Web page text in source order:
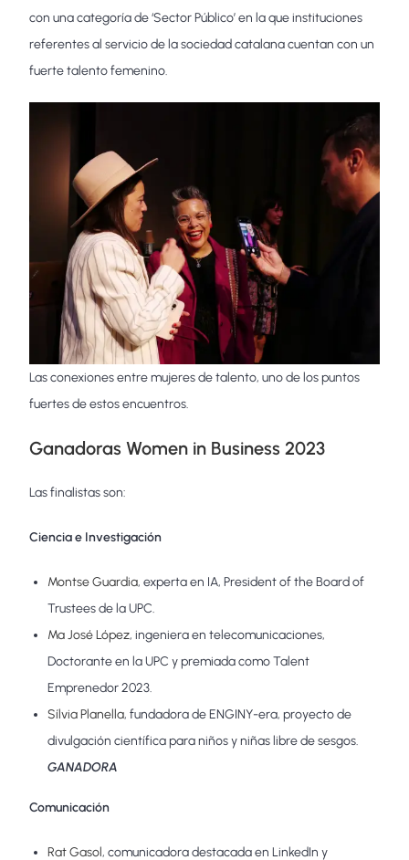
con una categoría de ‘Sector Público’ en la que instituciones
referentes al servicio de la sociedad catalana cuentan con un
fuerte talento femenino.
Las conexiones entre mujeres de talento, uno de los puntos
fuertes de estos encuentros.
Ganadoras Women in Business 2023
Las finalistas son:
Ciencia e Investigación
Montse Guardia, experta en IA, President of the Board of
Trustees de la UPC.
Mª José López, ingeniera en telecomunicaciones,
Doctorante en la UPC y premiada como Talent
Emprenedor 2023.
Sílvia Planella, fundadora de ENGINY-era, proyecto de
divulgación científica para niños y niñas libre de sesgos.
GANADORA
Comunicación
Rat Gasol, comunicadora destacada en LinkedIn y